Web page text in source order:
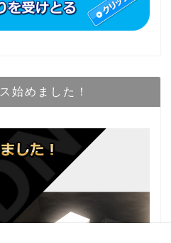
始めました！